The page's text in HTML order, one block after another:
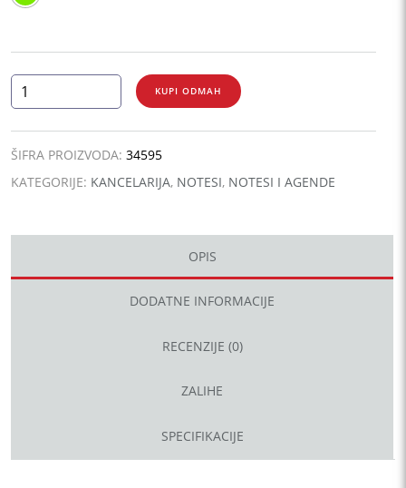
MODIMO
količina
KUPI ODMAH
ŠIFRA PROIZVODA: 34595
KATEGORIJE: KANCELARIJA, NOTESI, NOTESI I AGENDE
OPIS
DODATNE INFORMACIJE
RECENZIJE (0)
ZALIHE
SPECIFIKACIJE